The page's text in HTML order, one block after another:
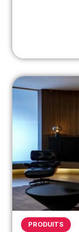
PRODUITS